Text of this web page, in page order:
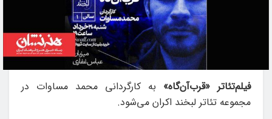
فیلم‌تئاتر «قرب‌آن‌گاه» به کارگردانی محمد مساوات در
مجموعه تئاتر لبخند اکران می‌شود.